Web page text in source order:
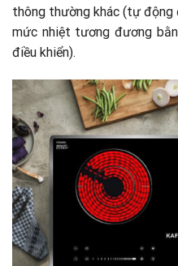
thông thường khác (tự động
mức nhiệt tương đương
điều khiển).